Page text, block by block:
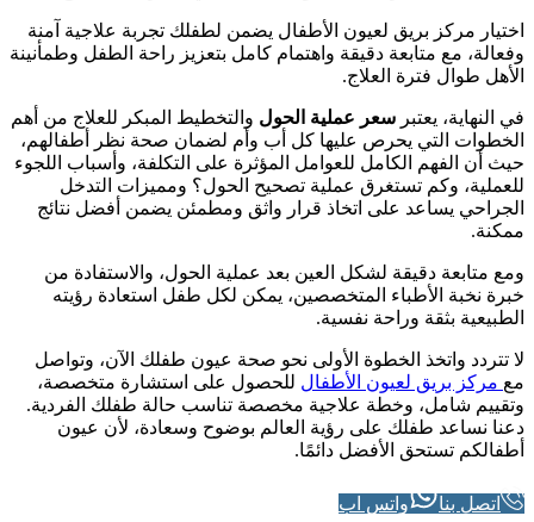
اختيار مركز بريق لعيون الأطفال يضمن لطفلك تجربة علاجية آمنة
وفعالة، مع متابعة دقيقة واهتمام كامل بتعزيز راحة الطفل وطمأنينة
الأهل طوال فترة العلاج.
في النهاية، يعتبر سعر عملية الحول والتخطيط المبكر للعلاج من أهم
الخطوات التي يحرص عليها كل أب وأم لضمان صحة نظر أطفالهم،
حيث أن الفهم الكامل للعوامل المؤثرة على التكلفة، وأسباب اللجوء
للعملية، وكم تستغرق عملية تصحيح الحول؟ ومميزات التدخل
الجراحي يساعد على اتخاذ قرار واثق ومطمئن يضمن أفضل نتائج
ممكنة.
ومع متابعة دقيقة لشكل العين بعد عملية الحول، والاستفادة من
خبرة نخبة الأطباء المتخصصين، يمكن لكل طفل استعادة رؤيته
الطبيعية بثقة وراحة نفسية.
لا تتردد واتخذ الخطوة الأولى نحو صحة عيون طفلك الآن، وتواصل
مع مركز بريق لعيون الأطفال للحصول على استشارة متخصصة،
وتقييم شامل، وخطة علاجية مخصصة تناسب حالة طفلك الفردية.
دعنا نساعد طفلك على رؤية العالم بوضوح وسعادة، لأن عيون
أطفالكم تستحق الأفضل دائمًا.
اتصل بنا واتس اب